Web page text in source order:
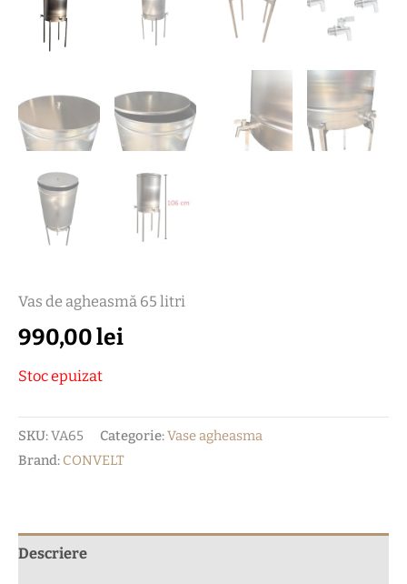
Vas de agheasmă 65 litri
990,00lei
Stoc epuizat
SKU:VA65 Categorie:Vase agheasma
Brand: CONVELT
Descriere